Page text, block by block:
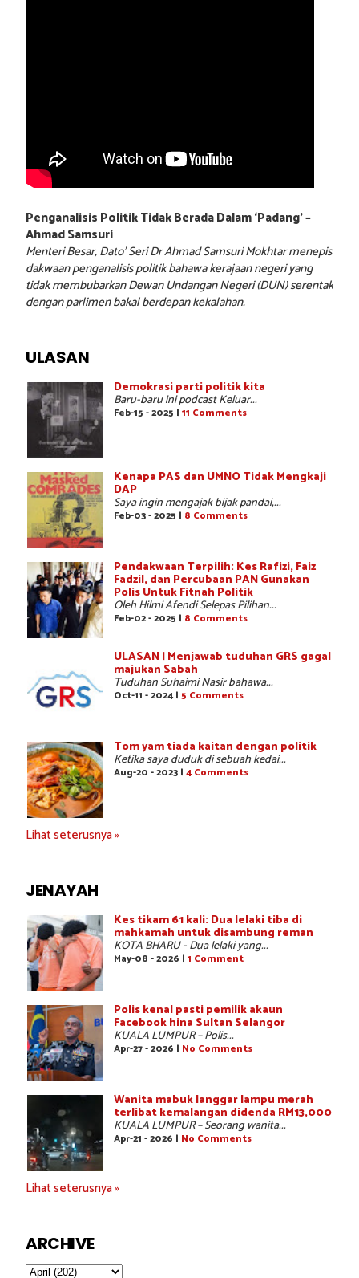
Penganalisis Politik Tidak Berada Dalam ‘Padang’ –
Ahmad Samsuri
Menteri Besar, Dato’ Seri Dr Ahmad Samsuri Mokhtar menepis
dakwaan penganalisis politik bahawa kerajaan negeri yang
tidak membubarkan Dewan Undangan Negeri (DUN) serentak
dengan parlimen bakal berdepan kekalahan.
ULASAN
Demokrasi parti politik kita
Baru-baru ini podcast Keluar...
Feb-15 - 2025 | 11 Comments
Kenapa PAS dan UMNO Tidak Mengkaji
DAP
Saya ingin mengajak bijak pandai,...
Feb-03 - 2025 | 8 Comments
Pendakwaan Terpilih: Kes Rafizi, Faiz
Fadzil, dan Percubaan PAN Gunakan
Polis Untuk Fitnah Politik
Oleh Hilmi Afendi Selepas Pilihan...
Feb-02 - 2025 | 8 Comments
ULASAN | Menjawab tuduhan GRS gagal
majukan Sabah
Tuduhan Suhaimi Nasir bahawa...
Oct-11 - 2024 | 5 Comments
Tom yam tiada kaitan dengan politik
Ketika saya duduk di sebuah kedai...
Aug-20 - 2023 | 4 Comments
Lihat seterusnya »
JENAYAH
Kes tikam 61 kali: Dua lelaki tiba di
mahkamah untuk disambung reman
KOTA BHARU - Dua lelaki yang...
May-08 - 2026 | 1 Comment
Polis kenal pasti pemilik akaun
Facebook hina Sultan Selangor
KUALA LUMPUR – Polis...
Apr-27 - 2026 | No Comments
Wanita mabuk langgar lampu merah
terlibat kemalangan didenda RM13,000
KUALA LUMPUR – Seorang wanita...
Apr-21 - 2026 | No Comments
Lihat seterusnya »
ARCHIVE